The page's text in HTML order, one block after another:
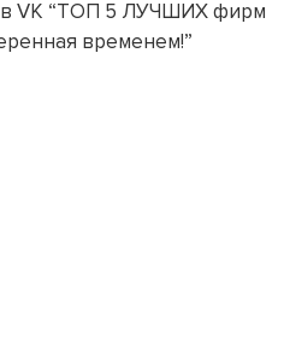
VK “ТОП 5 ЛУЧШИХ фирм
временем!”